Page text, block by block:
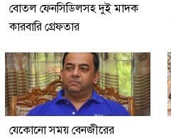
বোতল ফেনসিডিলসহ দুই মাদক
কারবারি গ্রেফতার
যেকোনো সময় বেনজীরের